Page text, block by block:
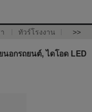
ทัวร์โรงงาน >>
อกรถยนต์, ไดโอด LED